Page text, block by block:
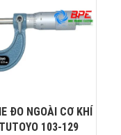
ĐO NGOÀI CƠ KHÍ
103-129
0965 101 613
927 568